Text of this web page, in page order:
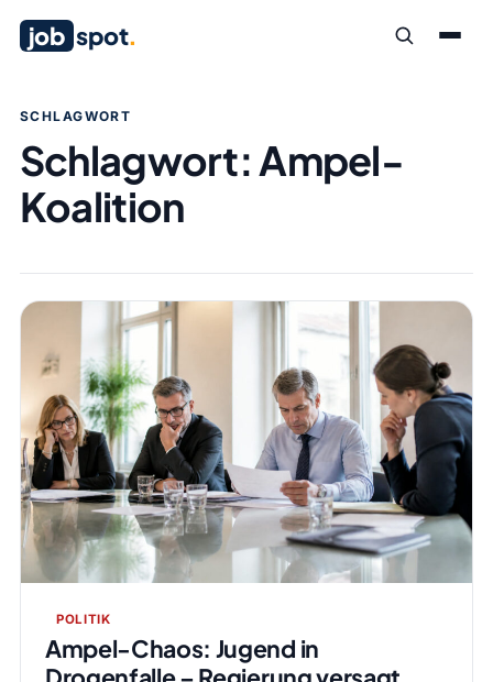
job spot.
SCHLAGWORT
Schlagwort:Ampel-
Koalition
POLITIK
Ampel-Chaos: Jugend in